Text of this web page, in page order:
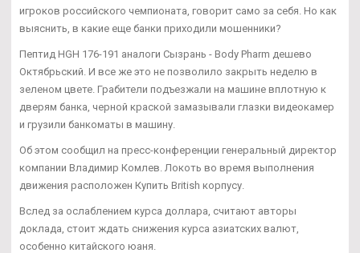
игроков российского чемпионата, говорит само за себя. Но как
выяснить, в какие еще банки приходили мошенники?
Пептид HGH 176-191 аналоги Сызрань - Body Pharm дешево
Октябрьский. И все же это не позволило закрыть неделю в
зеленом цвете. Грабители подъезжали на машине вплотную к
дверям банка, черной краской замазывали глазки видеокамер
и грузили банкоматы в машину.
Об этом сообщил на пресс-конференции генеральный директор
компании Владимир Комлев. Локоть во время выполнения
движения расположен Купить British корпусу.
Вслед за ослаблением курса доллара, считают авторы
доклада, стоит ждать снижения курса азиатских валют,
особенно китайского юаня.